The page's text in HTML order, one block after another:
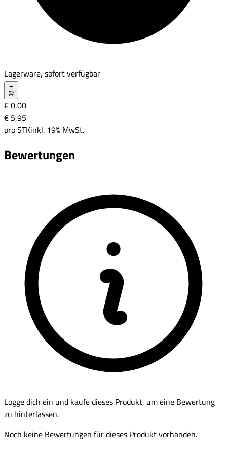
Lagerware, sofort verfügbar
€ 0,00
€ 5,95
proSTKinkl. 19% MwSt.
Bewertungen
Logge dich ein und kaufe dieses Produkt, um eine Bewertung
zu hinterlassen.
Noch keine Bewertungen für dieses Produkt vorhanden.